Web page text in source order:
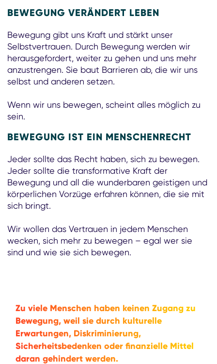
BEWEGUNG VERÄNDERT LEBEN
Bewegung gibt uns Kraft und stärkt unser
Selbstvertrauen. Durch Bewegung werden wir
herausgefordert, weiter zu gehen und uns mehr
anzustrengen. Sie baut Barrieren ab, die wir uns
selbst und anderen setzen.
Wenn wir uns bewegen, scheint alles möglich zu
sein.
BEWEGUNG IST EIN MENSCHENRECHT
Jeder sollte das Recht haben, sich zu bewegen.
Jeder sollte die transformative Kraft der
Bewegung und all die wunderbaren geistigen und
körperlichen Vorzüge erfahren können, die sie mit
sich bringt.
Wir wollen das Vertrauen in jedem Menschen
wecken, sich mehr zu bewegen – egal wer sie
sind und wie sie sich bewegen.
Zu viele Menschen haben keinen Zugang zu
Bewegung, weil sie durch kulturelle
Erwartungen, Diskriminierung,
Sicherheitsbedenken oder finanzielle Mittel
daran gehindert werden.